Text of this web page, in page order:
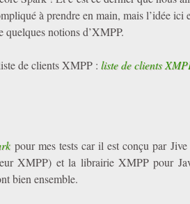
à prendre en main, mais l’idée ici
notions d’XMPP.
de clients XMPP : liste de clients
pour mes tests car il est conçu par
XMPP) et la librairie XMPP pour
bien ensemble.